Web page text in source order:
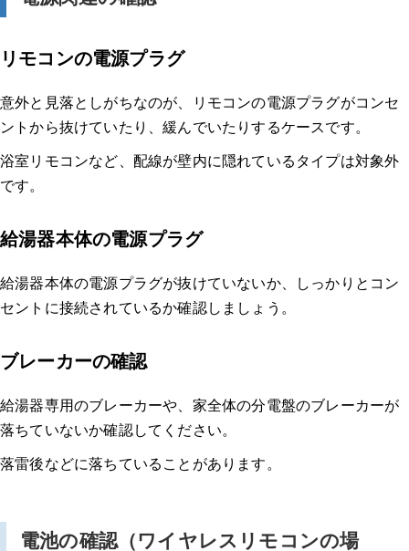
リモコンの電源プラグ
意外と見落としがちなのが、リモコンの電源プラグがコンセ
ントから抜けていたり、緩んでいたりするケースです。
浴室リモコンなど、配線が壁内に隠れているタイプは対象外
です。
給湯器本体の電源プラグ
給湯器本体の電源プラグが抜けていないか、しっかりとコン
セントに接続されているか確認しましょう。
ブレーカーの確認
給湯器専用のブレーカーや、家全体の分電盤のブレーカーが
落ちていないか確認してください。
落雷後などに落ちていることがあります。
電池の確認（ワイヤレスリモコンの場